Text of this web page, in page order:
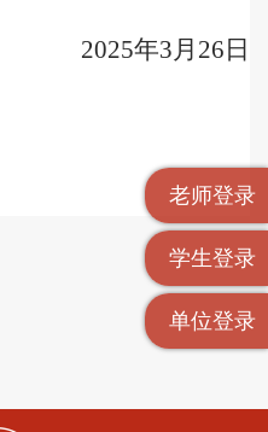
老师登录
学生登录
单位登录
2025年3月 26 日